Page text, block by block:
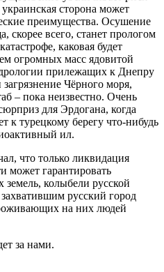
сторона может
преимущества. Осушение
скорее всего, станет прологом
каковая будет
огромных масс ядовитой
прилежащих к Днепру
Чёрного моря,
– пока неизвестно. Очень
для Эрдогана, когда
к турецкому берегу что-нибудь
ил.
что только ликвидация
может гарантировать
земель, колыбели русской
русский город
на них людей
за нами.